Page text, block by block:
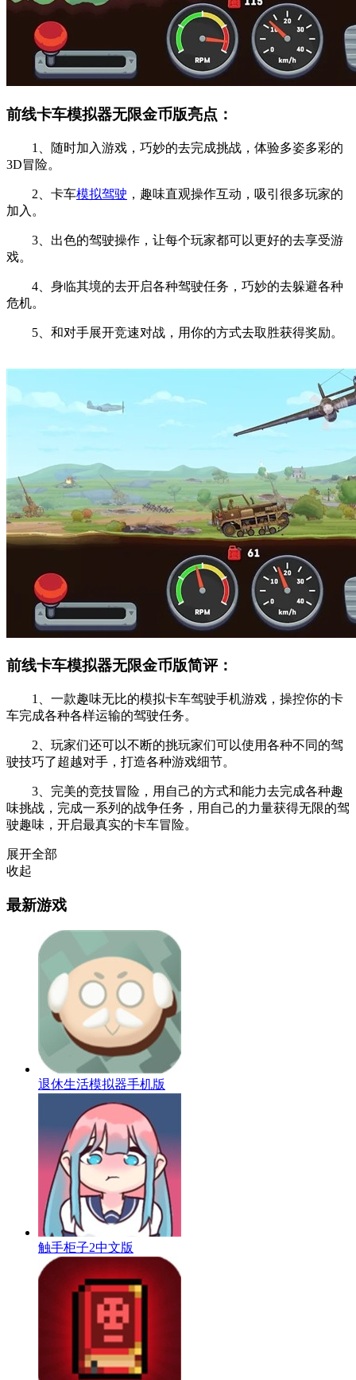
前线卡车模拟器无限金币版亮点：
1、随时加入游戏，巧妙的去完成挑战，体验多姿多彩的
3D冒险。
2、卡车模拟驾驶 ，趣味直观操作互动，吸引很多玩家的
加入。
3、出色的驾驶操作，让每个玩家都可以更好的去享受游
戏。
4、身临其境的去开启各种驾驶任务，巧妙的去躲避各种
危机。
5、和对手展开竞速对战，用你的方式去取胜获得奖励。
前线卡车模拟器无限金币版简评：
1、一款趣味无比的模拟卡车驾驶手机游戏，操控你的卡
车完成各种各样运输的驾驶任务。
2、玩家们还可以不断的挑玩家们可以使用各种不同的驾
驶技巧了超越对手，打造各种游戏细节。
3、完美的竞技冒险，用自己的方式和能力去完成各种趣
味挑战，完成一系列的战争任务，用自己的力量获得无限的驾
驶趣味，开启最真实的卡车冒险。
展开全部
收起
最新游戏
退休生活模拟器手机版
触手柜子2中文版